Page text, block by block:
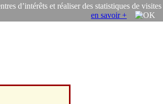
d’intérêts et réaliser des statistiques de visites
en savoir +